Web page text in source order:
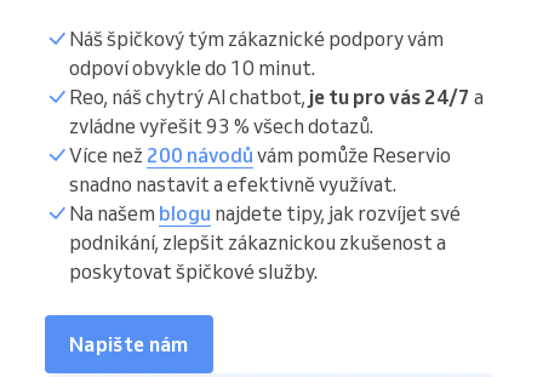
Náš špičkový tým zákaznické podpory vám
odpoví obvykle do 10 minut.
Reo, náš chytrý AI chatbot, je tu pro vás 24/7 a
zvládne vyřešit 93 % všech dotazů.
Více než 200 návodů vám pomůže Reservio
snadno nastavit a efektivně využívat.
Na našem blogu najdete tipy, jak rozvíjet své
podnikání, zlepšit zákaznickou zkušenost a
poskytovat špičkové služby.
Napište nám